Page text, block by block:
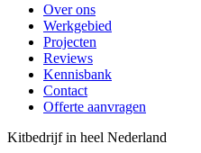
Over ons
Werkgebied
Projecten
Reviews
Kennisbank
Contact
Offerte aanvragen
Kitbedrijf in heel Nederland